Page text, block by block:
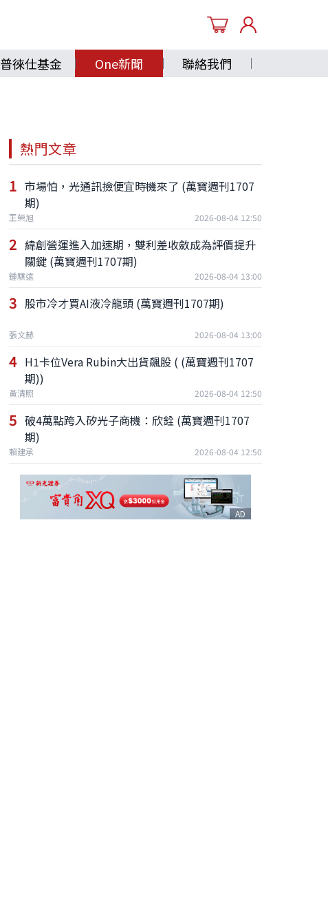
普徠仕基金 One新聞 聯絡我們
熱門文章
1 市場怕，光通訊撿便宜時機來了 (萬寶週刊1707
期)
王榮旭 2026-08-04 12:50
2 緯創營運進入加速期，雙利差收斂成為評價提升
關鍵 (萬寶週刊1707期)
鍾騏遠 2026-08-04 13:00
3 股市冷才買AI液冷龍頭 (萬寶週刊1707期)
張文赫 2026-08-04 13:00
4 H1卡位Vera Rubin大出貨飆股 ( (萬寶週刊1707
期))
黃清照 2026-08-04 12:50
5 破4萬點跨入矽光子商機：欣銓 (萬寶週刊1707
期)
賴建承 2026-08-04 12:50
AD